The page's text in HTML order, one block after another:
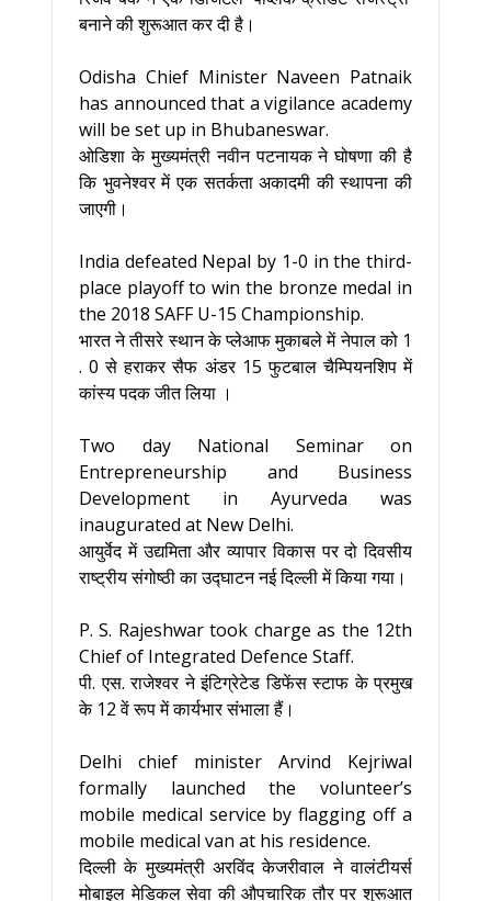
बनाने की शुरूआत कर दी है।
Odisha Chief Minister Naveen Patnaik
has announced that a vigilance academy
will be set up in Bhubaneswar.
ओडिशा के मुख्यमंत्री नवीन पटनायक ने घोषणा की है
कि भुवनेश्वर में एक सतर्कता अकादमी की स्थापना की
जाएगी।
India defeated Nepal by 1-0 in the third-
place playoff to win the bronze medal in
the 2018 SAFF U-15 Championship.
भारत ने तीसरे स्थान के प्लेआफ मुकाबले में नेपाल को 1
. 0 से हराकर सैफ अंडर 15 फुटबाल चैम्पियनशिप में
कांस्य पदक जीत लिया ।
Two day National Seminar on
Entrepreneurship and Business
Development in Ayurveda was
inaugurated at New Delhi.
आयुर्वेद में उद्यमिता और व्यापार विकास पर दो दिवसीय
राष्ट्रीय संगोष्ठी का उद्घाटन नई दिल्ली में किया गया।
P. S. Rajeshwar took charge as the 12th
Chief of Integrated Defence Staff.
पी. एस. राजेश्वर ने इंटिग्रेटेड डिफेंस स्टाफ के प्रमुख
के 12 वें रूप में कार्यभार संभाला हैं।
Delhi chief minister Arvind Kejriwal
formally launched the volunteer’s
mobile medical service by flagging off a
mobile medical van at his residence.
दिल्ली के मुख्यमंत्री अरविंद केजरीवाल ने वालंटीयर्स
मोबाइल मेडिकल सेवा की औपचारिक तौर पर शुरूआत